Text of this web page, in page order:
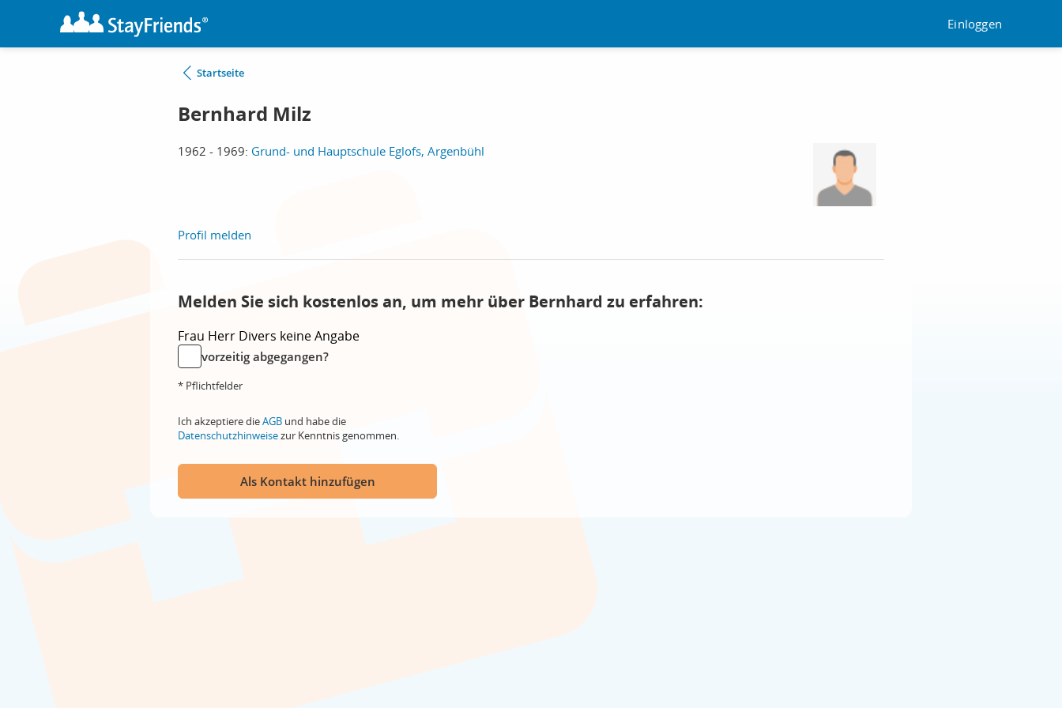
Einloggen
Startseite
Bernhard Milz
1962 - 1969: Grund- und Hauptschule Eglofs, Argenbühl
Profil melden
Melden Sie sich kostenlos an, um mehr über Bernhard zu erfahren:
Frau Herr Divers keine Angabe
vorzeitig abgegangen?
* Pflichtfelder
Ich akzeptiere dieAGB und habe die
Datenschutzhinweisezur Kenntnis genommen.
Als Kontakt hinzufügen